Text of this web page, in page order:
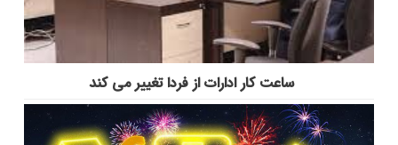
ساعت کار ادارات از فردا تغییر می کند